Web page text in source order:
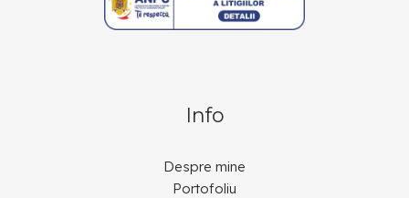
Info
Despre mine
Portofoliu